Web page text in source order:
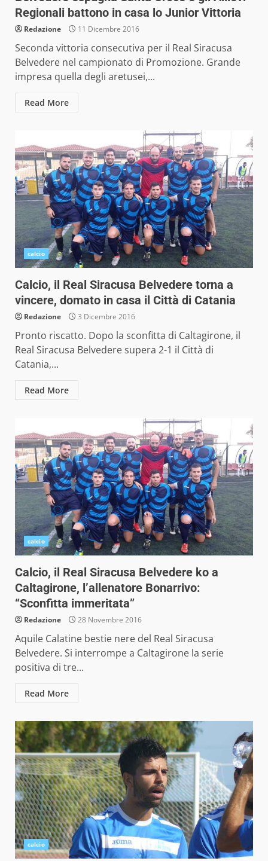
Regionali battono in casa lo Junior Vittoria
Redazione 11 Dicembre 2016
Seconda vittoria consecutiva per il Real Siracusa
Belvedere nel campionato di Promozione. Grande
impresa quella degli aretusei,...
Read More
calcio
Calcio, il Real Siracusa Belvedere torna a
vincere, domato in casa il Città di Catania
Redazione 3 Dicembre 2016
Pronto riscatto. Dopo la sconfitta di Caltagirone, il
Real Siracusa Belvedere supera 2-1 il Città di
Catania,...
Read More
calcio
Calcio, il Real Siracusa Belvedere ko a
Caltagirone, l’allenatore Bonarrivo:
“Sconfitta immeritata”
Redazione 28 Novembre 2016
Aquile Calatine bestie nere del Real Siracusa
Belvedere. Si interrompe a Caltagirone la serie
positiva di tre...
Read More
calcio